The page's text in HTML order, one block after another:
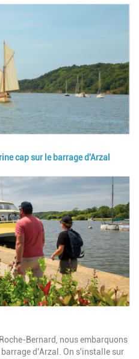
cap sur le barrage d'Arzal
Bernard, nous embarquons
d’Arzal. On s'installe sur